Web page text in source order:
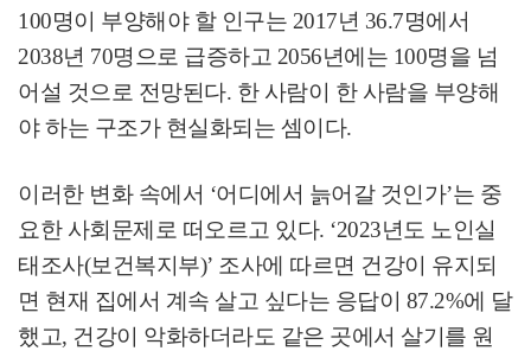
100명이 부양해야 할 인구는 2017년 36.7명에서
2038년 70명으로 급증하고 2056년에는 100명을 넘
어설 것으로 전망된다. 한 사람이 한 사람을 부양해
야 하는 구조가 현실화되는 셈이다.
이러한 변화 속에서 ‘어디에서 늙어갈 것인가’는 중
요한 사회문제로 떠오르고 있다. ‘2023년도 노인실
태조사(보건복지부)’ 조사에 따르면 건강이 유지되
면 현재 집에서 계속 살고 싶다는 응답이 87.2%에 달
했고, 건강이 악화하더라도 같은 곳에서 살기를 원